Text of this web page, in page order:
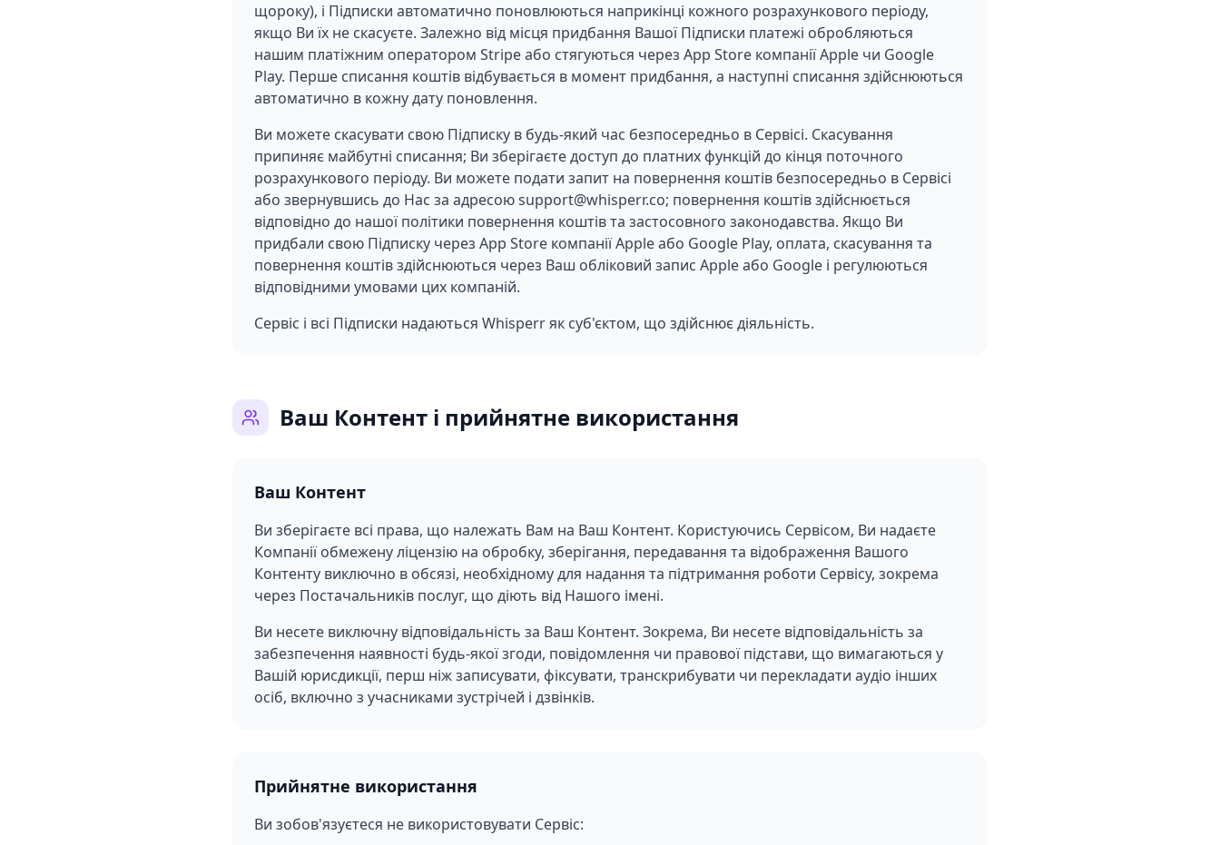
щороку), і Підписки автоматично поновлюються наприкінці кожного розрахункового періоду,
якщо Ви їх не скасуєте. Залежно від місця придбання Вашої Підписки платежі обробляються
нашим платіжним оператором Stripe або стягуються через App Store компанії Apple чи Google
Play. Перше списання коштів відбувається в момент придбання, а наступні списання здійснюються
автоматично в кожну дату поновлення.
Ви можете скасувати свою Підписку в будь-який час безпосередньо в Сервісі. Скасування
припиняє майбутні списання; Ви зберігаєте доступ до платних функцій до кінця поточного
розрахункового періоду. Ви можете подати запит на повернення коштів безпосередньо в Сервісі
або звернувшись до Нас за адресою support@whisperr.co; повернення коштів здійснюється
відповідно до нашої політики повернення коштів та застосовного законодавства. Якщо Ви
придбали свою Підписку через App Store компанії Apple або Google Play, оплата, скасування та
повернення коштів здійснюються через Ваш обліковий запис Apple або Google і регулюються
відповідними умовами цих компаній.
Сервіс і всі Підписки надаються Whisperr як суб'єктом, що здійснює діяльність.
Ваш Контент і прийнятне використання
Ваш Контент
Ви зберігаєте всі права, що належать Вам на Ваш Контент. Користуючись Сервісом, Ви надаєте
Компанії обмежену ліцензію на обробку, зберігання, передавання та відображення Вашого
Контенту виключно в обсязі, необхідному для надання та підтримання роботи Сервісу, зокрема
через Постачальників послуг, що діють від Нашого імені.
Ви несете виключну відповідальність за Ваш Контент. Зокрема, Ви несете відповідальність за
забезпечення наявності будь-якої згоди, повідомлення чи правової підстави, що вимагаються у
Вашій юрисдикції, перш ніж записувати, фіксувати, транскрибувати чи перекладати аудіо інших
осіб, включно з учасниками зустрічей і дзвінків.
Прийнятне використання
Ви зобов'язуєтеся не використовувати Сервіс: